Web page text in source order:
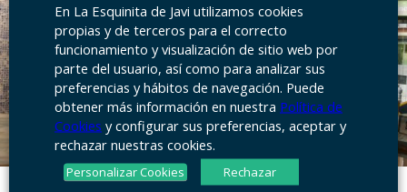
En La Esquinita de Javi utilizamos cookies
propias y de terceros para el correcto
funcionamiento y visualización de sitio web por
parte del usuario, así como para analizar sus
preferencias y hábitos de navegación. Puede
obtener más información en nuestra Política de
Cookies y configurar sus preferencias, aceptar y
rechazar nuestras cookies.
Personalizar Cookies Rechazar